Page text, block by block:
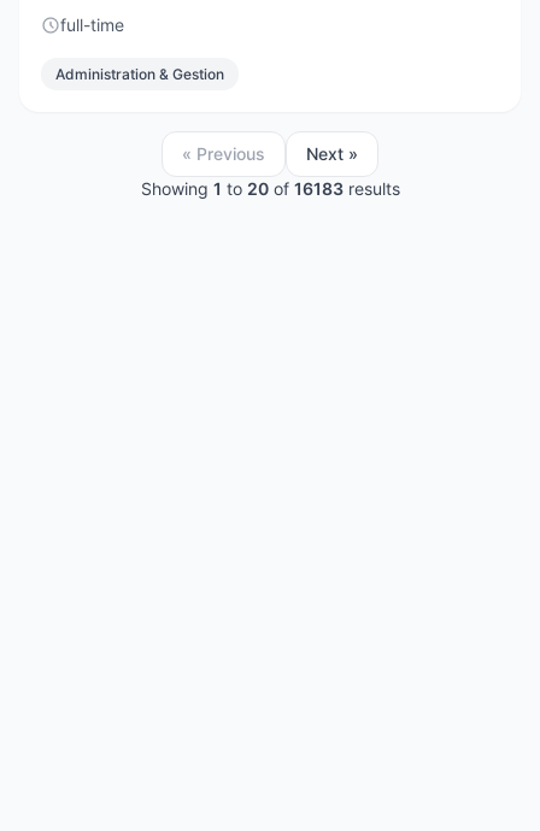
full-time
Administration & Gestion
« Previous
Next »
Showing 1 to 20of 16183results